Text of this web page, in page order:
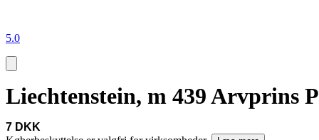
5.0
Liechtenstein, m 439 Arvprins
7 DKK